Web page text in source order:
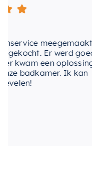
Of u nu uw
oude glijstangset
duurzaamheid,
installatie is deze
aanvulling op uw
met-zeephouder
montagewijze
meegemaakt!
Er werd goed
een oplossing!
badkamer. Ik kan